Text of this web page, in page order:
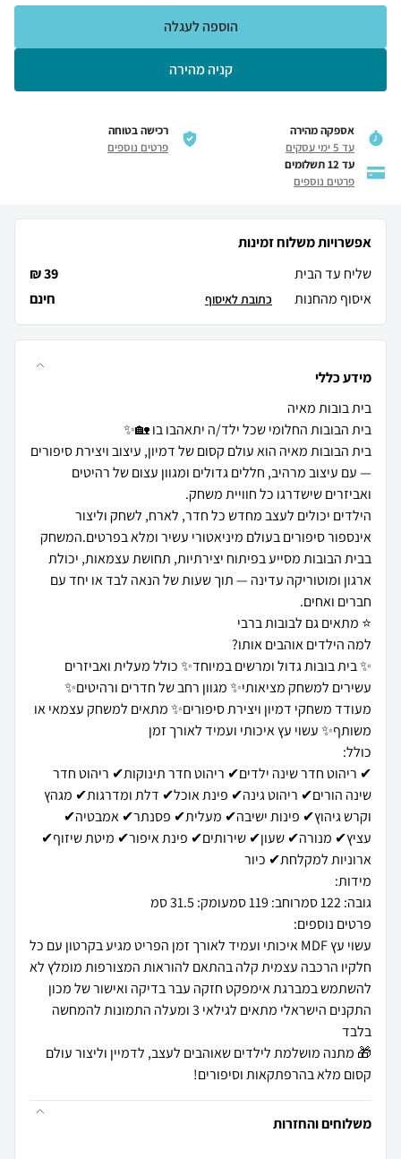
קניה מהירה
הוספה לעגלה
אספקה מהירה
עד 5 ימי עסקים
רכישה בטוחה
פרטים נוספים
עד 12 תשלומים
פרטים נוספים
אפשרויות משלוח זמינות
שליח עד הבית
39 ₪
איסוף מהחנות
חינם כתובת לאיסוף
מידע כללי
בית הבובות מאיה הוא עולם קסום של דמיון, עיצוב ויצירת סיפורים
— עם עיצוב מרהיב, חללים גדולים ומגוון עצום של רהיטים
הילדים יכולים לעצב מחדש כל חדר, לארח, לשחק וליצור
אינספור סיפורים בעולם מיניאטורי עשיר ומלא בפרטים.המשחק
בבית הבובות מסייע בפיתוח יצירתיות, תחושת עצמאות, יכולת
ארגון ומוטוריקה עדינה — תוך שעות של הנאה לבד או יחד עם
✨ בית בובות גדול ומרשים במיוחד✨ כולל מעלית ואביזרים
עשירים למשחק מציאותי✨ מגוון רחב של חדרים ורהיטים✨
מעודד משחקי דמיון ויצירת סיפורים✨ מתאים למשחק עצמאי או
✔ ריהוט חדר שינה ילדים✔ ריהוט חדר תינוקות✔ ריהוט חדר
שינה הורים✔ ריהוט גינה✔ פינת אוכל✔ דלת ומדרגות✔ מגהץ
וקרש גיהוץ✔ פינות ישיבה✔ מעלית✔ פסנתר✔ אמבטיה✔
עציץ✔ מנורה✔ שעון✔ שירותים✔ פינת איפור✔ מיטת שיזוף✔
עשוי עץ MDF איכותי ועמיד לאורך זמן הפריט מגיע בקרטון עם כל
חלקיו הרכבה עצמית קלה בהתאם להוראות המצורפות מומלץ לא
להשתמש במברגת אימפקט חזקה עבר בדיקה ואישור של מכון
התקנים הישראלי מתאים לגילאי 3 ומעלה התמונות להמחשה
🎁 מתנה מושלמת לילדים שאוהבים לעצב, לדמיין וליצור עולם
קסום מלא בהרפתקאות וסיפורים!
משלוחים והחזרות